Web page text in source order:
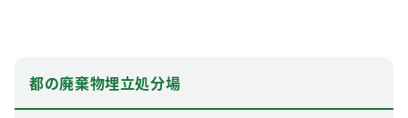
都の廃棄物埋立処分場